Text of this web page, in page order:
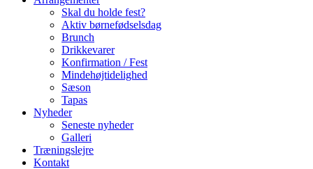
Skal du holde fest?
Aktiv børnefødselsdag
Brunch
Drikkevarer
Konfirmation / Fest
Mindehøjtidelighed
Sæson
Tapas
Nyheder
Seneste nyheder
Galleri
Træningslejre
Kontakt